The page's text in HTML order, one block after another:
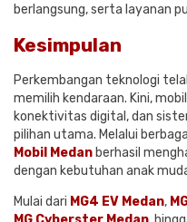
berlangsung, serta layanan
Kesimpulan
Perkembangan teknologi
memilih kendaraan. Kini,
konektivitas digital, dan
pilihan utama. Melalui
Mobil Medan berhasil
dengan kebutuhan anak
Mulai dari MG4 EV Medan,